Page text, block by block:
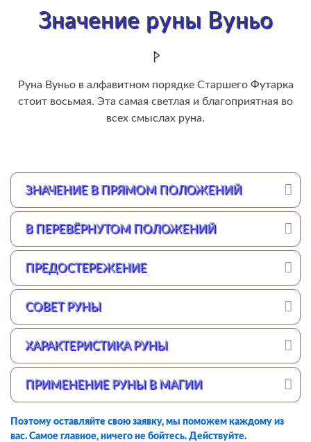
Значение руны Вуньо
Руна Вуньо в алфавитном порядке Старшего Футарка
стоит восьмая. Эта самая светлая и благоприятная во
всех смыслах руна.
ЗНАЧЕНИЕ В ПРЯМОМ ПОЛОЖЕНИЙ
В ПЕРЕВЁРНУТОМ ПОЛОЖЕНИЙ
ПРЕДОСТЕРЕЖЕНИЕ
СОВЕТ РУНЫ
ХАРАКТЕРИСТИКА РУНЫ
ПРИМЕНЕНИЕ РУНЫ В МАГИИ
Поэтому оставляйте свою заявку, мы поможем каждому из
вас. Самое главное, ничего не бойтесь. Действуйте.